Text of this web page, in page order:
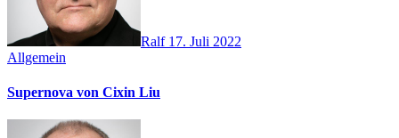
Ralf 17. Juli 2022
Allgemein
Supernova von Cixin Liu